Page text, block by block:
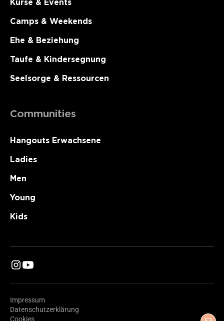
Kurse & Events
Camps & Weekends
Ehe & Beziehung
Taufe & Kindersegnung
Seelsorge & Ressourcen
Communities
Hangouts Erwachsene
Ladies
Men
Young
Kids
Impressum
Datenschutzerklärung
Cookies